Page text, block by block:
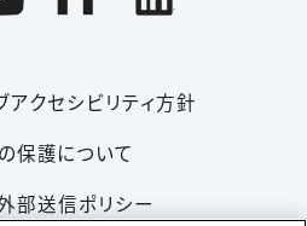
アクセシビリティ方針
保護について
部送信ポリシー